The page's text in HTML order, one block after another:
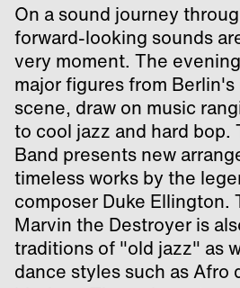
On a sound journey
forward-looking sounds
very moment. The
major figures from
scene, draw on music
to cool jazz and hard
Band presents new
timeless works by the
composer Duke Ellington.
Marvin the Destroyer is
traditions of "old jazz" as
dance styles such as Afro